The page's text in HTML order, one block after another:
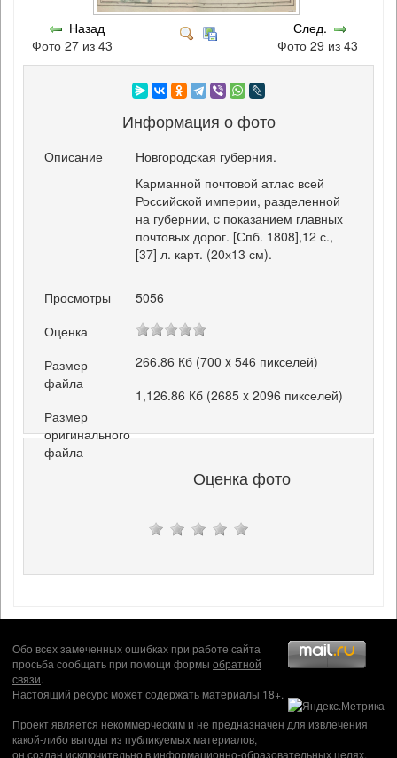
Назад
Фото 27 из 43
След.
Фото 29 из 43
Информация о фото
Описание
Новгородская губерния.
Карманной почтовой атлас всей
Российской империи, разделенной
на губернии, c показанием главных
почтовых дорог. [Спб. 1808],12 с.,
[37] л. карт. (20х13 см).
Просмотры
5056
Оценка
Размер
файла
266.86 Кб (700 x 546 пикселей)
Размер
оригинального
файла
1,126.86 Кб (2685 x 2096 пикселей)
Оценка фото
Обо всех замеченных ошибках при работе сайта
просьба сообщать при помощи формы обратной
связи.
Настоящий ресурс может содержать материалы 18+.
Проект является некоммерческим и не предназначен для извлечения
какой-либо выгоды из публикуемых материалов,
он создан исключительно в информационно-образовательных целях.